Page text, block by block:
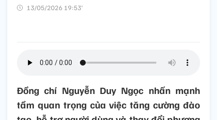
13/05/2026 19:53’
Đồng chí Nguyễn Duy Ngọc nhấn mạnh
tầm quan trọng của việc tăng cường đào